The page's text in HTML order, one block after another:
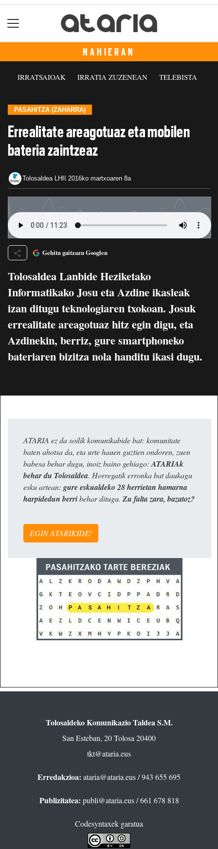
NAHIERAN
IRRATSAIOAK IRRATIA ZUZENEAN TELEBISTA
PASAHITZA (ZAHARRA)
Errealitate areagotuaz eta mobilen
bateria zaintzeaz
Tolosaldea LHII 2016ko martxoaren 8a
Gehitu gaitzazu Googlen
Tolosaldea Lanbide Heziketako
Informatikako Josu eta Azdine ikasleak
izan ditugu teknologiaren txokoan. Josuk
errealitate areagotuaz hitz egin digu, eta
Azdinekin, berriz, gure smartphoneko
bateriaren bizitza nola handitu ikasi dugu.
ATARIA ez da soilik komunikabide bat: komunitate
baten ahotsa da, eta urte hauen guztien ondoren, zuen
babesa behar dugu, inoiz baino gehiago:ATARIAk
behar du Tolosaldea. Horregatik erronka bat daukagu
esku artean: gure eskualdeko 28 herrietan hamarna
harpidedun berribehar ditugu. Zu falta zara, bazatoz?
EGIN ATARIKIDE!
Tolosaldeko Komunikazio Taldea S.M.
San Esteban, 20 Tolosa 20400
tkt@ataria.eus
Erredakzioa: ataria@ataria.eus/ 943 655 695
Publizitatea: publi@ataria.eus/ 661 678 818
Codesyntaxek garatua